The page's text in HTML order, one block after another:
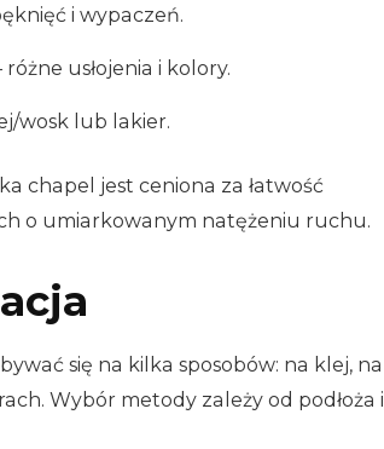
i wypaczeń.
usłojenia i kolory.
wosk lub lakier.
chapel jest ceniona za łatwość
o umiarkowanym natężeniu ruchu.
się na kilka sposobów: na klej, na
Wybór metody zależy od podłoża i